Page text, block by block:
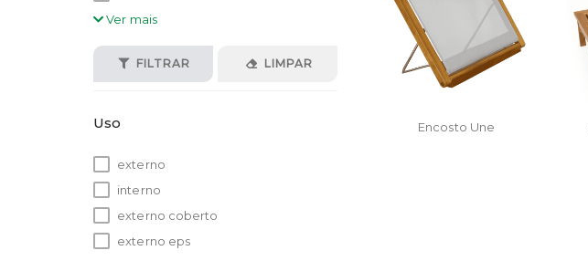
Ver mais
FILTRAR LIMPAR
Uso
externo
interno
externo coberto
externo eps
Encosto Une